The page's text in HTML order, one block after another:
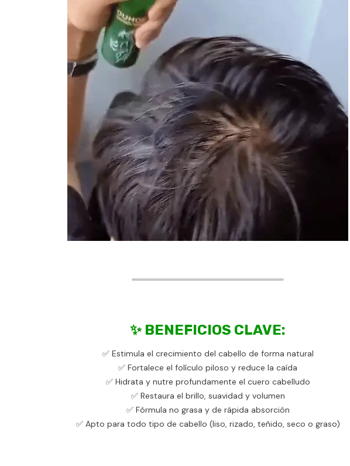
✨ BENEFICIOS CLAVE:
✅ Estimula el crecimiento del cabello de forma natural
✅ Fortalece el folículo piloso y reduce la caída
✅ Hidrata y nutre profundamente el cuero cabelludo
✅ Restaura el brillo, suavidad y volumen
✅ Fórmula no grasa y de rápida absorción
✅ Apto para todo tipo de cabello (liso, rizado, teñido, seco o graso)